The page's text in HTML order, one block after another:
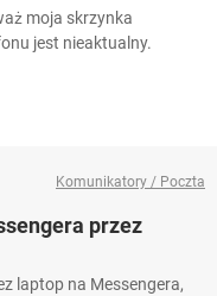
moja skrzynka
jest nieaktualny.
Komunikatory / Poczta
przez
laptop na Messengera,